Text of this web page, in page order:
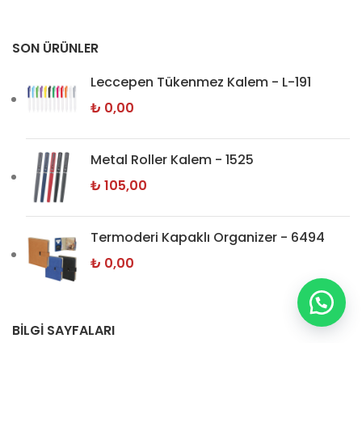
SON ÜRÜNLER
Leccepen Tükenmez Kalem - L-191
₺ 0,00
Metal Roller Kalem - 1525
₺ 105,00
Termoderi Kapaklı Organizer - 6494
₺ 0,00
BİLGİ SAYFALARI